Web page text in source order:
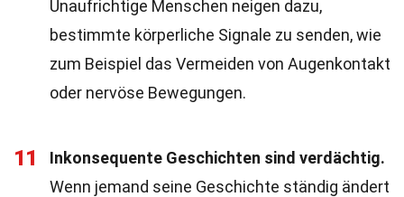
Unaufrichtige Menschen neigen dazu,
bestimmte körperliche Signale zu senden, wie
zum Beispiel das Vermeiden von Augenkontakt
oder nervöse Bewegungen.
11
Inkonsequente Geschichten sind verdächtig.
Wenn jemand seine Geschichte ständig ändert